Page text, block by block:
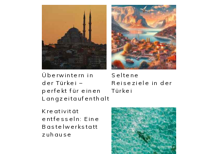
Überwintern in
der Türkei –
perfekt für einen
Langzeitaufenthalt
Seltene
Reiseziele in der
Türkei
Kreativität
entfesseln: Eine
Bastelwerkstatt
zuhause